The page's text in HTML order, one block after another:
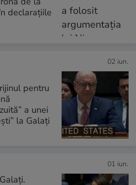
declarațiile
02 iun.
pentru
a unei
la Galați
01 iun.